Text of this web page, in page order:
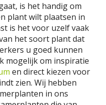
is het handig om
plant wilt plaatsen in
is het voor uzelf vaak
het soort plant dat
u goed kunnen
mogelijk om inspiratie
en direct kiezen voor
zien. Wij hebben
in ons